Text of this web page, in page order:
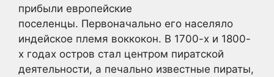
прибыли европейские
поселенцы. Первоначально его населяло
индейское племя воккокон. В 1700-х и 1800-
х годах остров стал центром пиратской
деятельности, а печально известные пираты,